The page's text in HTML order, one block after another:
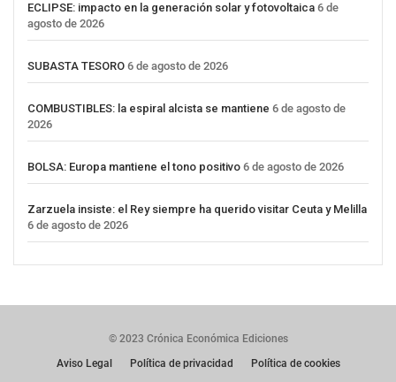
ECLIPSE: impacto en la generación solar y fotovoltaica 6 de
agosto de 2026
SUBASTA TESORO 6 de agosto de 2026
COMBUSTIBLES: la espiral alcista se mantiene 6 de agosto de
2026
BOLSA: Europa mantiene el tono positivo 6 de agosto de 2026
Zarzuela insiste: el Rey siempre ha querido visitar Ceuta y Melilla
6 de agosto de 2026
© 2023 Crónica Económica Ediciones
Aviso Legal
Política de privacidad Política de cookies